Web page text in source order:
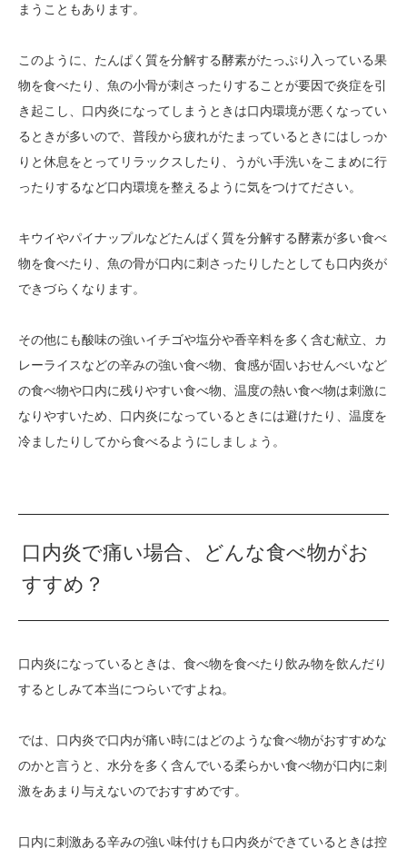
まうこともあります。
このように、たんぱく質を分解する酵素がたっぷり入っている果
物を食べたり、魚の小骨が刺さったりすることが要因で炎症を引
き起こし、口内炎になってしまうときは口内環境が悪くなってい
るときが多いので、普段から疲れがたまっているときにはしっか
りと休息をとってリラックスしたり、うがい手洗いをこまめに行
ったりするなど口内環境を整えるように気をつけてださい。
キウイやパイナップルなどたんぱく質を分解する酵素が多い食べ
物を食べたり、魚の骨が口内に刺さったりしたとしても口内炎が
できづらくなります。
その他にも酸味の強いイチゴや塩分や香辛料を多く含む献立、カ
レーライスなどの辛みの強い食べ物、食感が固いおせんべいなど
の食べ物や口内に残りやすい食べ物、温度の熱い食べ物は刺激に
なりやすいため、口内炎になっているときには避けたり、温度を
冷ましたりしてから食べるようにしましょう。
口内炎で痛い場合、どんな食べ物がお
すすめ？
口内炎になっているときは、食べ物を食べたり飲み物を飲んだり
するとしみて本当につらいですよね。
では、口内炎で口内が痛い時にはどのような食べ物がおすすめな
のかと言うと、水分を多く含んでいる柔らかい食べ物が口内に刺
激をあまり与えないのでおすすめです。
口内に刺激ある辛みの強い味付けも口内炎ができているときは控